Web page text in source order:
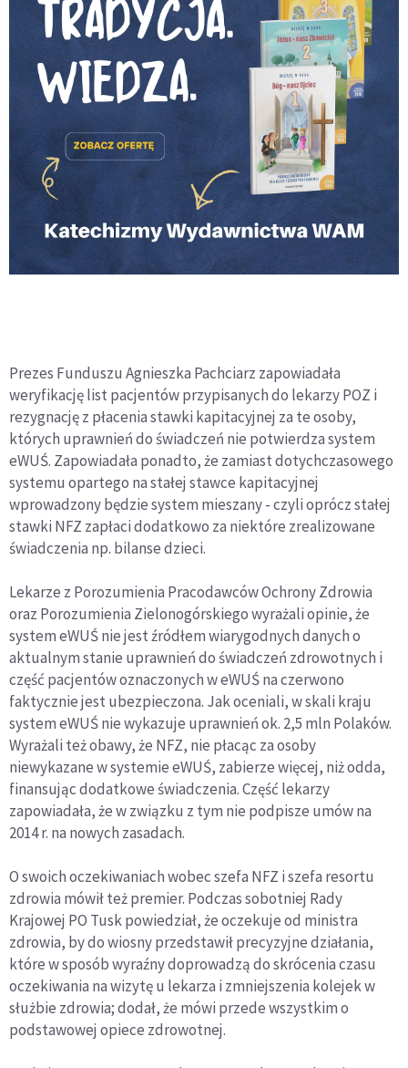
Prezes Funduszu Agnieszka Pachciarz zapowiadała
weryfikację list pacjentów przypisanych do lekarzy POZ i
rezygnację z płacenia stawki kapitacyjnej za te osoby,
których uprawnień do świadczeń nie potwierdza system
eWUŚ. Zapowiadała ponadto, że zamiast dotychczasowego
systemu opartego na stałej stawce kapitacyjnej
wprowadzony będzie system mieszany - czyli oprócz stałej
stawki NFZ zapłaci dodatkowo za niektóre zrealizowane
świadczenia np. bilanse dzieci.
Lekarze z Porozumienia Pracodawców Ochrony Zdrowia
oraz Porozumienia Zielonogórskiego wyrażali opinie, że
system eWUŚ nie jest źródłem wiarygodnych danych o
aktualnym stanie uprawnień do świadczeń zdrowotnych i
część pacjentów oznaczonych w eWUŚ na czerwono
faktycznie jest ubezpieczona. Jak oceniali, w skali kraju
system eWUŚ nie wykazuje uprawnień ok. 2,5 mln Polaków.
Wyrażali też obawy, że NFZ, nie płacąc za osoby
niewykazane w systemie eWUŚ, zabierze więcej, niż odda,
finansując dodatkowe świadczenia. Część lekarzy
zapowiadała, że w związku z tym nie podpisze umów na
2014 r. na nowych zasadach.
O swoich oczekiwaniach wobec szefa NFZ i szefa resortu
zdrowia mówił też premier. Podczas sobotniej Rady
Krajowej PO Tusk powiedział, że oczekuje od ministra
zdrowia, by do wiosny przedstawił precyzyjne działania,
które w sposób wyraźny doprowadzą do skrócenia czasu
oczekiwania na wizytę u lekarza i zmniejszenia kolejek w
służbie zdrowia; dodał, że mówi przede wszystkim o
podstawowej opiece zdrowotnej.